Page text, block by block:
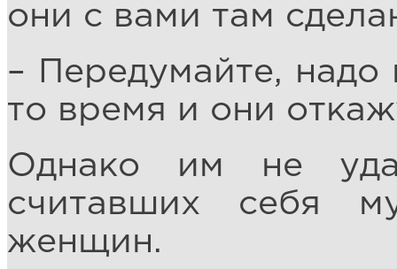
они с вами там
– Передумайте,
то время и они
Однако им не
считавших себя
женщин.